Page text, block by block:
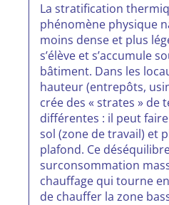
La stratification
phénomène physique
moins dense et plus
s’élève et s’accumule
bâtiment. Dans les
hauteur (entrepôts,
crée des « strates » de
différentes : il peut
sol (zone de travail) et
plafond. Ce
surconsommation
chauffage qui tourne
de chauffer la zone